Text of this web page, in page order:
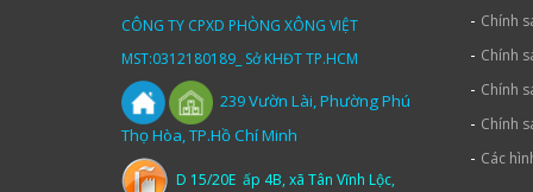
CÔNG TY CPXD PHÒNG XÔNG VIỆT
MST:0312180189_ Sở KHĐT TP.HCM
239Vườn Lài,Phường Phú
Thọ Hòa, TP.Hồ Chí Minh
D 15/20E ấp 4B, xã Tân Vĩnh Lộc,
- Chính
- Chính
- Chính
- Chính
- Các